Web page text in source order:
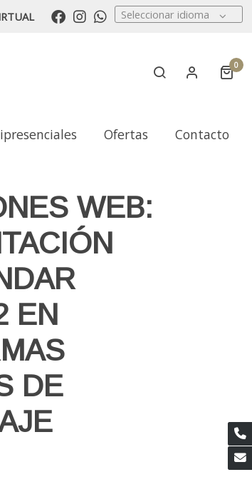
Seleccionar idioma
0
Ofertas Contacto
WEB:
EN
DE